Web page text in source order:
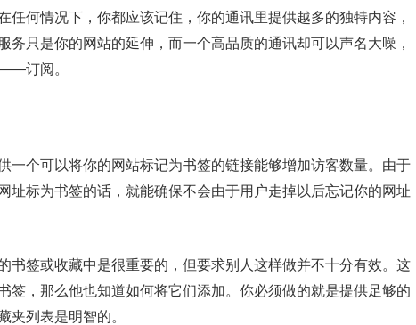
何情况下，你都应该记住，你的通讯里提供越多的独特内容，
务只是你的网站的延伸，而一个高品质的通讯却可以声名大噪，
订阅。
一个可以将你的网站标记为书签的链接能够增加访客数量。由于
址标为书签的话，就能确保不会由于用户走掉以后忘记你的网址
书签或收藏中是很重要的，但要求别人这样做并不十分有效。这
签，那么他也知道如何将它们添加。你必须做的就是提供足够的
夹列表是明智的。